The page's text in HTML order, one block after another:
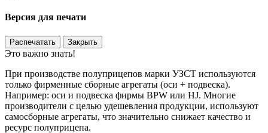
Версия для печати
Распечатать Закрыть
Это важно знать!
При производстве полуприцепов марки УЗСТ используются
только фирменные сборные агрегаты (оси + подвеска).
Например: оси и подвеска фирмы BPW или HJ. Многие
производители с целью удешевления продукции, используют
самосборные агрегаты, что значительно снижает качество и
ресурс полуприцепа.